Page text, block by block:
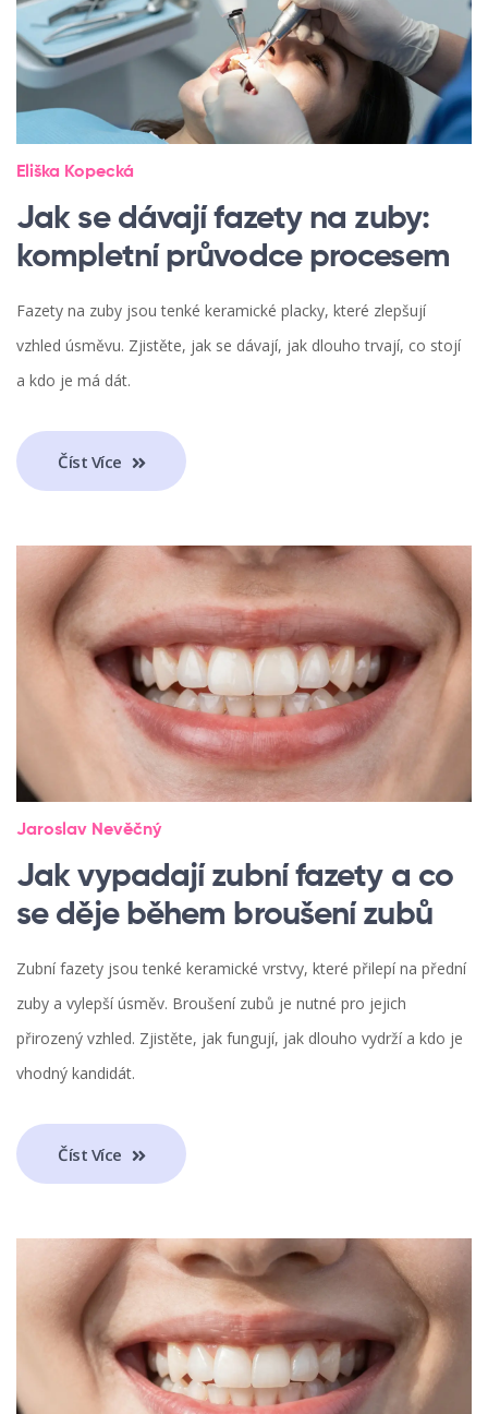
Eliška Kopecká
Jak se dávají fazety na zuby:
kompletní průvodce procesem
Fazety na zuby jsou tenké keramické placky, které zlepšují
vzhled úsměvu. Zjistěte, jak se dávají, jak dlouho trvají, co stojí
a kdo je má dát.
Číst Více
Jaroslav Nevěčný
Jak vypadají zubní fazety a co
se děje během broušení zubů
Zubní fazety jsou tenké keramické vrstvy, které přilepí na přední
zuby a vylepší úsměv. Broušení zubů je nutné pro jejich
přirozený vzhled. Zjistěte, jak fungují, jak dlouho vydrží a kdo je
vhodný kandidát.
Číst Více